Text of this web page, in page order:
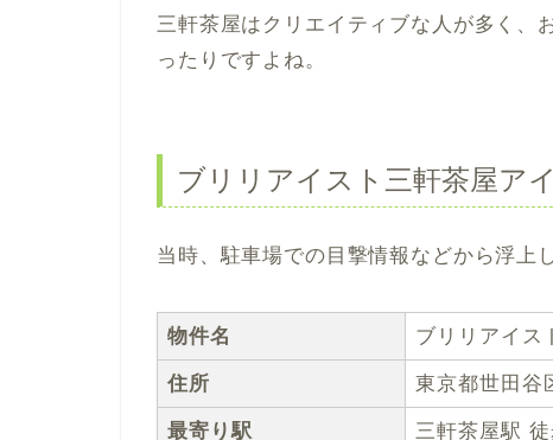
三軒茶屋はクリエイティブな人が多く、
ったりですよね。
ブリリアイスト三軒茶屋ア
当時、駐車場での目撃情報などから浮上
物件名 ブリリアイス
住所 東京都世田谷
最寄り駅 三軒茶屋駅